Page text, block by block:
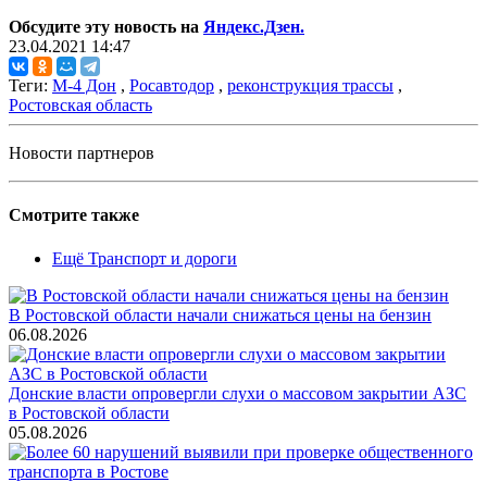
Обсудите эту новость на Яндекс.Дзен.
23.04.2021 14:47
Теги: М-4 Дон , Росавтодор , реконструкция трассы ,
Ростовская область
Новости партнеров
Смотрите также
Ещё Транспорт и дороги
В Ростовской области начали снижаться цены на бензин
06.08.2026
Донские власти опровергли слухи о массовом закрытии АЗС
в Ростовской области
05.08.2026